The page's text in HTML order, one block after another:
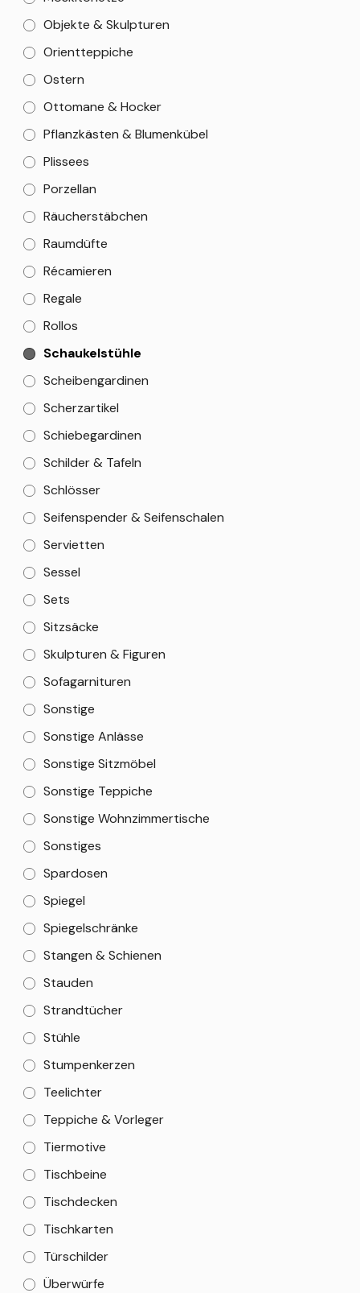
Objekte & Skulpturen
Orientteppiche
Ostern
Ottomane & Hocker
Pflanzkästen & Blumenkübel
Plissees
Porzellan
Räucherstäbchen
Raumdüfte
Récamieren
Regale
Rollos
Schaukelstühle
Scheibengardinen
Scherzartikel
Schiebegardinen
Schilder & Tafeln
Schlösser
Seifenspender & Seifenschalen
Servietten
Sessel
Sets
Sitzsäcke
Skulpturen & Figuren
Sofagarnituren
Sonstige
Sonstige Anlässe
Sonstige Sitzmöbel
Sonstige Teppiche
Sonstige Wohnzimmertische
Sonstiges
Spardosen
Spiegel
Spiegelschränke
Stangen & Schienen
Stauden
Strandtücher
Stühle
Stumpenkerzen
Teelichter
Teppiche & Vorleger
Tiermotive
Tischbeine
Tischdecken
Tischkarten
Türschilder
Überwürfe